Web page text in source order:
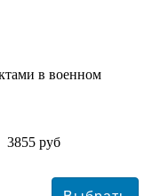
в военном
3855 руб